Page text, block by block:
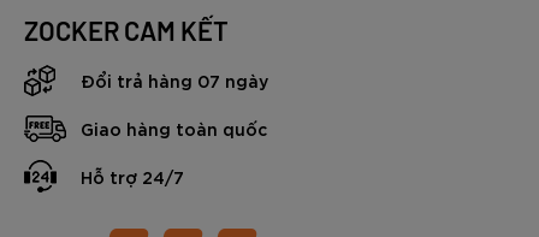
ZOCKER CAM KẾT
Đổi trả hàng 07 ngày
Giao hàng toàn quốc
Hỗ trợ 24/7